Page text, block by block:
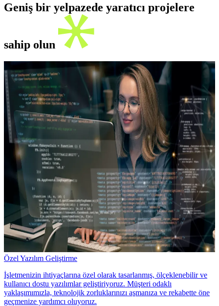
Geniş bir yelpazede yaratıcı projelere
sahip olun
Özel Yazılım Geliştirme
İşletmenizin ihtiyaçlarına özel olarak tasarlanmış, ölçeklenebilir ve
kullanıcı dostu yazılımlar geliştiriyoruz. Müşteri odaklı
yaklaşımımızla, teknolojik zorluklarınızı aşmanıza ve rekabette öne
geçmenize yardımcı oluyoruz.